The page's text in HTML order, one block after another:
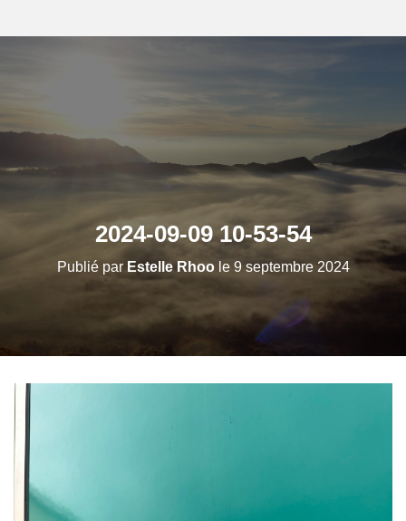
2024-09-09 10-53-54
Publié par Estelle Rhoole 9 septembre 2024